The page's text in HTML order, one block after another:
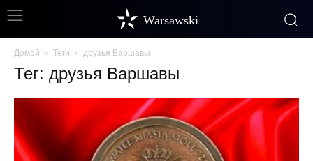
Warsawski
Домой Теги друзья Варшавы
Тег: друзья Варшавы